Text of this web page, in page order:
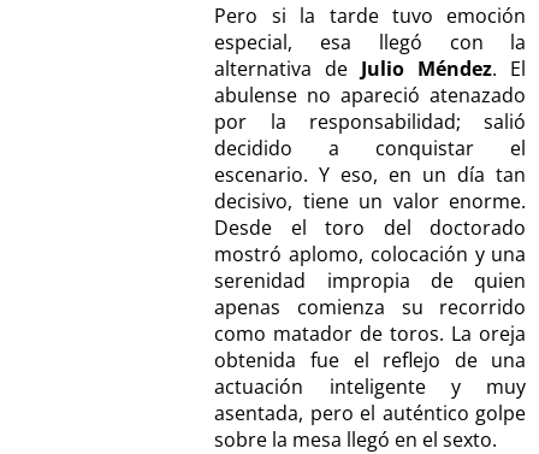
Pero si la tarde tuvo emoción
especial, esa llegó con la
alternativa de Julio Méndez. El
abulense no apareció atenazado
por la responsabilidad; salió
decidido a conquistar el
escenario. Y eso, en un día tan
decisivo, tiene un valor enorme.
Desde el toro del doctorado
mostró aplomo, colocación y una
serenidad impropia de quien
apenas comienza su recorrido
como matador de toros. La oreja
obtenida fue el reflejo de una
actuación inteligente y muy
asentada, pero el auténtico golpe
sobre la mesa llegó en el sexto.